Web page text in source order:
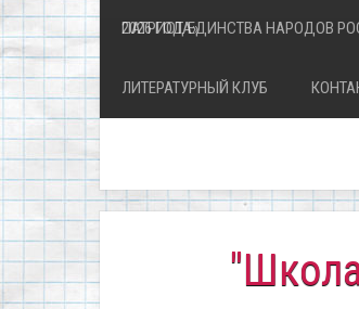
ПАТРИОТА»
2026 ГОД ЕДИНСТВА НАРОДОВ
ЛИТЕРАТУРНЫЙ КЛУБ
"Школа, в